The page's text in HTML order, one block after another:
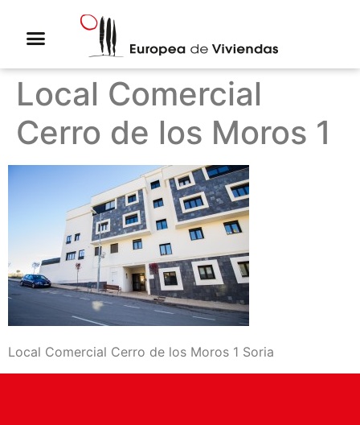
Local Comercial
Cerro de los Moros 1
Local Comercial Cerro de los Moros 1 Soria